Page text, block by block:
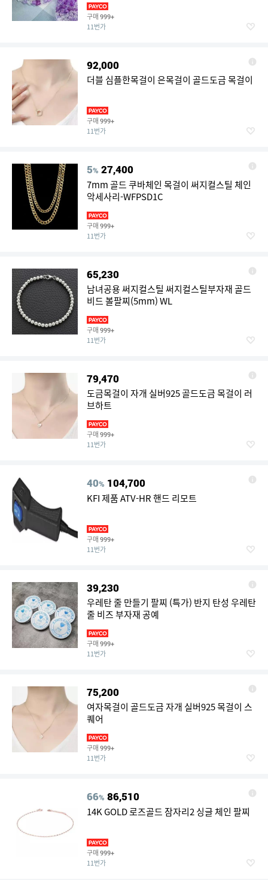
구매 999+
11번가
92,000
더블 심플한목걸이 은목걸이 골드도금 목걸이
구매 999+
11번가
5% 27,400
7mm 골드 쿠바체인 목걸이 써지컬스틸 체인
악세사리-WFPSD1C
구매 999+
11번가
65,230
남녀공용 써지컬스틸 써지컬스틸부자재 골드
비드 볼팔찌(5mm) WL
구매 999+
11번가
79,470
도금목걸이 자개 실버925 골드도금 목걸이 러
브하트
구매 999+
11번가
40% 104,700
KFI 제품 ATV-HR 핸드 리모트
구매 999+
11번가
39,230
우레탄 줄 만들기 팔찌 (특가) 반지 탄성 우레탄
줄 비즈 부자재 공예
구매 999+
11번가
75,200
여자목걸이 골드도금 자개 실버925 목걸이 스
퀘어
구매 999+
11번가
66% 86,510
14K GOLD 로즈골드 잠자리2 싱글 체인 팔찌
구매 999+
11번가